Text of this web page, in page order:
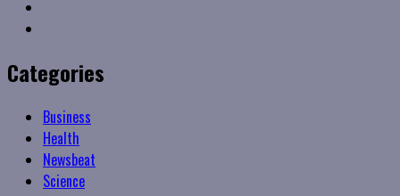
Categories
Business
Health
Newsbeat
Science